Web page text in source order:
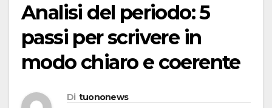
Analisi del periodo: 5
passi per scrivere in
modo chiaro e coerente
Di tuononews